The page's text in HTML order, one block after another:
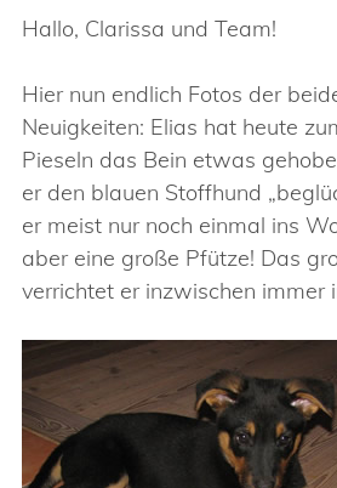
Hallo, Clarissa und Team!
Hier nun endlich Fotos der
Neuigkeiten: Elias hat heute
Pieseln das Bein etwas
er den blauen Stoffhund
er meist nur noch einmal ins
aber eine große Pfütze! Das
verrichtet er inzwischen immer